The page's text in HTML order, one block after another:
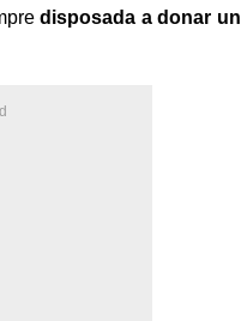
disposada a donar un